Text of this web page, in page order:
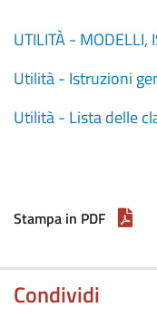
UTILITÀ - MODELLI,
Utilità - Istruzioni
Utilità - Lista delle
Stampa in PDF
Condividi